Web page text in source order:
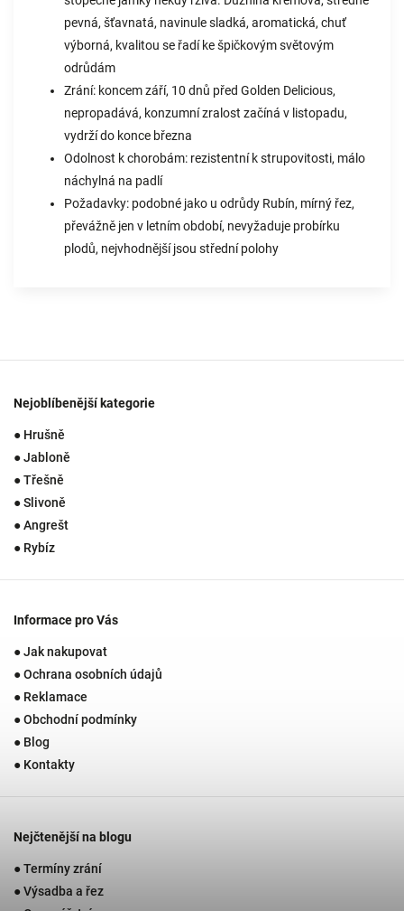
pevná, šťavnatá, navinule sladká, aromatická, chuť
výborná, kvalitou se řadí ke špičkovým světovým
odrůdám
Zrání: koncem září, 10 dnů před Golden Delicious,
nepropadává, konzumní zralost začíná v listopadu,
vydrží do konce března
Odolnost k chorobám: rezistentní k strupovitosti, málo
náchylná na padlí
Požadavky: podobné jako u odrůdy Rubín, mírný řez,
převážně jen v letním období, nevyžaduje probírku
plodů, nejvhodnější jsou střední polohy
Nejoblíbenější kategorie
● Hrušně
● Jabloně
● Třešně
● Slivoně
● Angrešt
● Rybíz
Informace pro Vás
● Jak nakupovat
● Ochrana osobních údajů
● Reklamace
● Obchodní podmínky
● Blog
● Kontakty
Nejčtenější na blogu
● Termíny zrání
● Výsadba a řez